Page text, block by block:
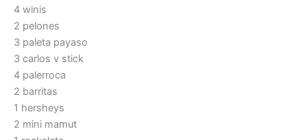
4 winis
2 pelones
3 paleta payaso
3 carlos v stick
4 palerroca
2 barritas
1 hersheys
2 mini mamut